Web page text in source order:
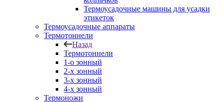
Термоусадочные машины для усадки
этикеток
Термоусадочные аппараты
Термотоннели
Назад
Термотоннели
1-о зонный
2-х зонный
3-х зонный
4-х зонный
Термоножи